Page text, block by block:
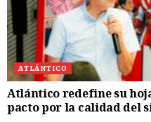
ATLÁNTICO
Atlántico redefine su
pacto por la calidad del